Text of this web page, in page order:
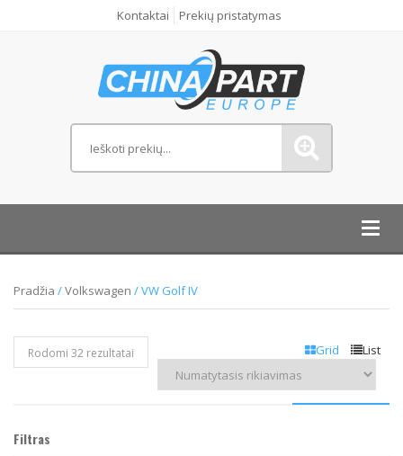
Kontaktai Prekių pristatymas
Pradžia /Volkswagen / VW Golf IV
Grid List
Rodomi 32 rezultatai
Filtras